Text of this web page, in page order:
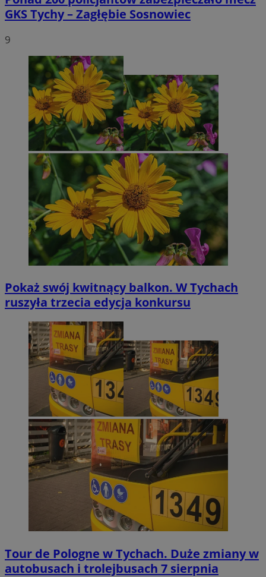
GKS Tychy – Zagłębie Sosnowiec
9
Pokaż swój kwitnący balkon. W Tychach
ruszyła trzecia edycja konkursu
Tour de Pologne w Tychach. Duże zmiany w
autobusach i trolejbusach 7 sierpnia